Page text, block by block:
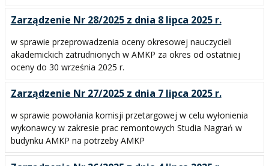
Zarządzenie Nr 28/2025 z dnia 8 lipca 2025 r.
w sprawie przeprowadzenia oceny okresowej nauczycieli
akademickich zatrudnionych w AMKP za okres od ostatniej
oceny do 30 września 2025 r.
Zarządzenie Nr 27/2025 z dnia 7 lipca 2025 r.
w sprawie powołania komisji przetargowej w celu wyłonienia
wykonawcy w zakresie prac remontowych Studia Nagrań w
budynku AMKP na potrzeby AMKP